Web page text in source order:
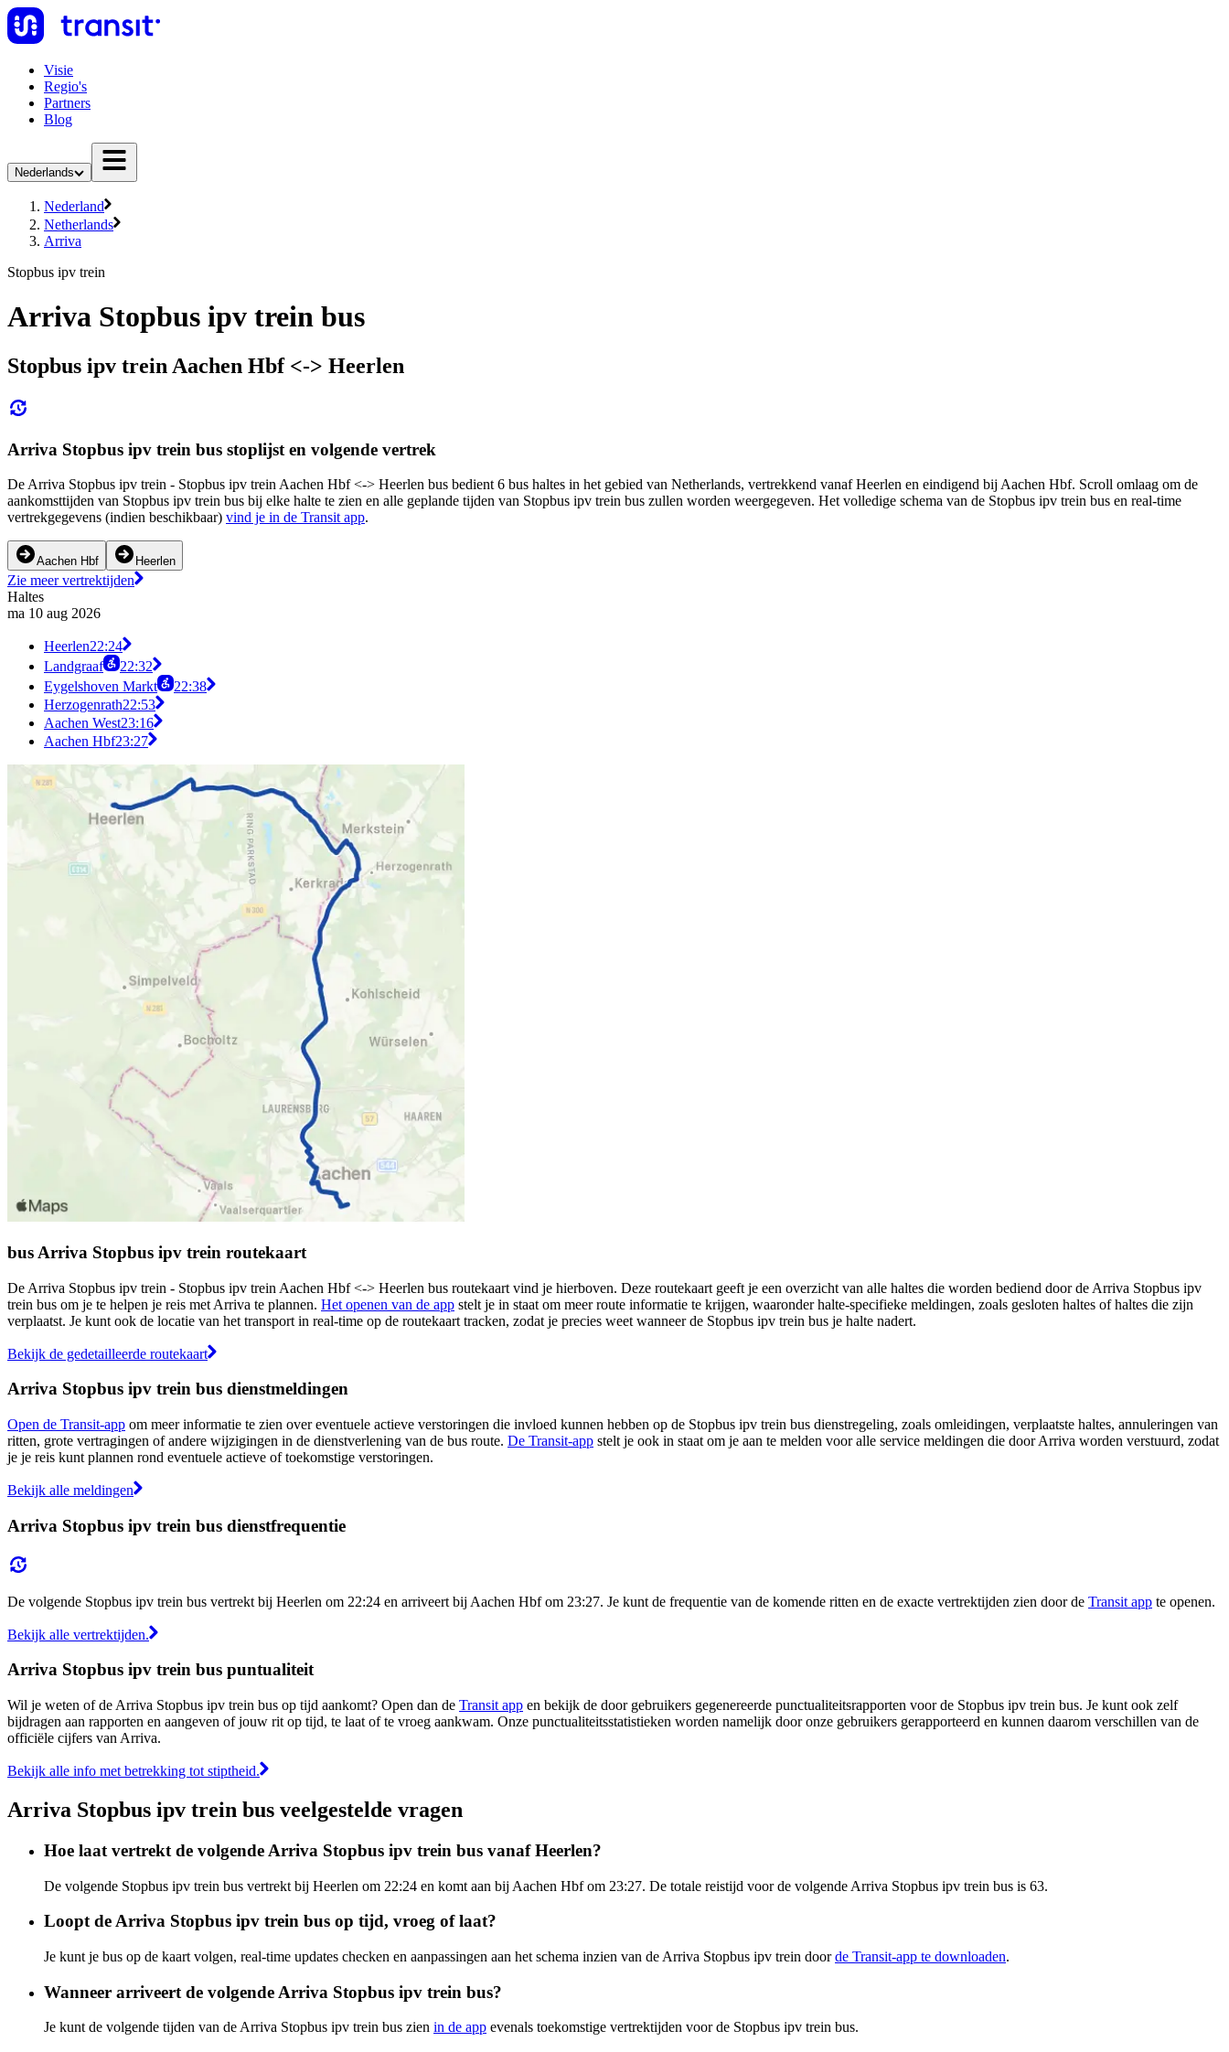
Visie
Regio's
Partners
Blog
Nederlands
Nederland
Netherlands
Arriva
Stopbus ipv trein
Arriva Stopbus ipv trein bus
Stopbus ipv trein Aachen Hbf <-> Heerlen
Arriva Stopbus ipv trein bus stoplijst en volgende vertrek
De Arriva Stopbus ipv trein - Stopbus ipv trein Aachen Hbf <-> Heerlen bus bedient 6 bus haltes in het gebied van Netherlands, vertrekkend vanaf Heerlen en eindigend bij Aachen Hbf. Scroll omlaag om de
aankomsttijden van Stopbus ipv trein bus bij elke halte te zien en alle geplande tijden van Stopbus ipv trein bus zullen worden weergegeven. Het volledige schema van de Stopbus ipv trein bus en real-time
vertrekgegevens (indien beschikbaar) vind je in de Transit app.
Aachen Hbf Heerlen
Zie meer vertrektijden
Haltes
ma 10 aug 2026
Heerlen22:24
Landgraaf
22:32
Eygelshoven Markt
22:38
Herzogenrath22:53
Aachen West23:16
Aachen Hbf23:27
bus Arriva Stopbus ipv trein routekaart
De Arriva Stopbus ipv trein - Stopbus ipv trein Aachen Hbf <-> Heerlen bus routekaart vind je hierboven. Deze routekaart geeft je een overzicht van alle haltes die worden bediend door de Arriva Stopbus ipv
trein bus om je te helpen je reis met Arriva te plannen. Het openen van de app stelt je in staat om meer route informatie te krijgen, waaronder halte-specifieke meldingen, zoals gesloten haltes of haltes die zijn
verplaatst. Je kunt ook de locatie van het transport in real-time op de routekaart tracken, zodat je precies weet wanneer de Stopbus ipv trein bus je halte nadert.
Bekijk de gedetailleerde routekaart
Arriva Stopbus ipv trein bus dienstmeldingen
Open de Transit-app om meer informatie te zien over eventuele actieve verstoringen die invloed kunnen hebben op de Stopbus ipv trein bus dienstregeling, zoals omleidingen, verplaatste haltes, annuleringen van
ritten, grote vertragingen of andere wijzigingen in de dienstverlening van de bus route. De Transit-app stelt je ook in staat om je aan te melden voor alle service meldingen die door Arriva worden verstuurd, zodat
je je reis kunt plannen rond eventuele actieve of toekomstige verstoringen.
Bekijk alle meldingen
Arriva Stopbus ipv trein bus dienstfrequentie
De volgende Stopbus ipv trein bus vertrekt bij Heerlen om 22:24 en arriveert bij Aachen Hbf om 23:27. Je kunt de frequentie van de komende ritten en de exacte vertrektijden zien door de Transit app te openen.
Bekijk alle vertrektijden.
Arriva Stopbus ipv trein bus puntualiteit
Wil je weten of de Arriva Stopbus ipv trein bus op tijd aankomt? Open dan de Transit app en bekijk de door gebruikers gegenereerde punctualiteitsrapporten voor de Stopbus ipv trein bus. Je kunt ook zelf
bijdragen aan rapporten en aangeven of jouw rit op tijd, te laat of te vroeg aankwam. Onze punctualiteitsstatistieken worden namelijk door onze gebruikers gerapporteerd en kunnen daarom verschillen van de
officiële cijfers van Arriva.
Bekijk alle info met betrekking tot stiptheid.
Arriva Stopbus ipv trein bus veelgestelde vragen
Hoe laat vertrekt de volgende Arriva Stopbus ipv trein bus vanaf Heerlen?
De volgende Stopbus ipv trein bus vertrekt bij Heerlen om 22:24 en komt aan bij Aachen Hbf om 23:27. De totale reistijd voor de volgende Arriva Stopbus ipv trein bus is 63.
Loopt de Arriva Stopbus ipv trein bus op tijd, vroeg of laat?
Je kunt je bus op de kaart volgen, real-time updates checken en aanpassingen aan het schema inzien van de Arriva Stopbus ipv trein doorde Transit-app te downloaden.
Wanneer arriveert de volgende Arriva Stopbus ipv trein bus?
Je kunt de volgende tijden van de Arriva Stopbus ipv trein bus zien in de app evenals toekomstige vertrektijden voor de Stopbus ipv trein bus.